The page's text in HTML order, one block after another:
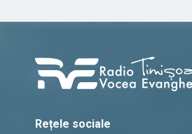
Rețele sociale